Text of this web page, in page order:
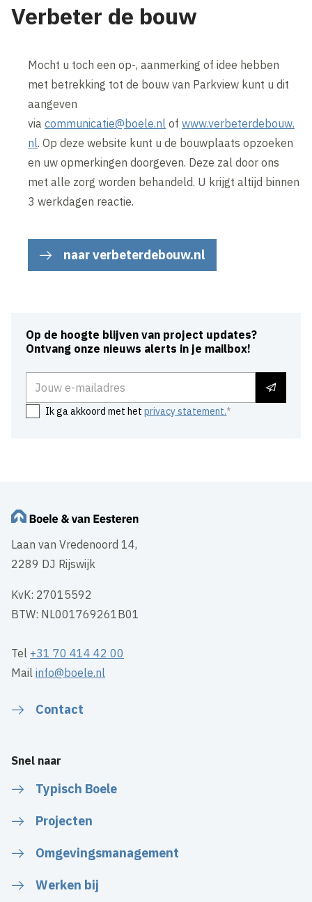
Verbeter de bouw
Mocht u toch een op-, aanmerking of idee hebben
met betrekking tot de bouw van Parkview kunt u dit
aangeven
viacommunicatie@boele.nl ofwww.verbeterdebouw.
nl. Op deze website kunt u de bouwplaats opzoeken
en uw opmerkingen doorgeven. Deze zal door ons
met alle zorg worden behandeld. U krijgt altijd binnen
3 werkdagen reactie.
naar verbeterdebouw.nl
Op de hoogte blijven van project updates?
Ontvang onze nieuws alerts in je mailbox!
Ik ga akkoord met hetprivacy statement.
Laan van Vredenoord 14,
2289 DJ Rijswijk
KvK: 27015592
BTW: NL001769261B01
Tel +31 70 414 42 00
Mailinfo@boele.nl
Contact
Snel naar
Typisch Boele
Projecten
Omgevingsmanagement
Werken bij